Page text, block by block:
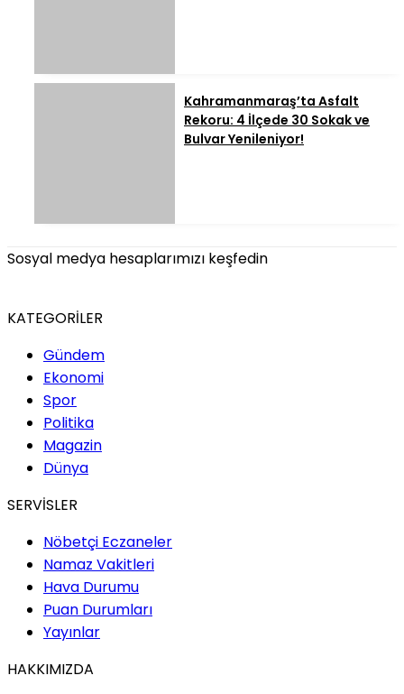
Kahramanmaraş’ta Asfalt
Rekoru: 4 İlçede 30 Sokak ve
Bulvar Yenileniyor!
Sosyal medya hesaplarımızı keşfedin
KATEGORİLER
Gündem
Ekonomi
Spor
Politika
Magazin
Dünya
SERVİSLER
Nöbetçi Eczaneler
Namaz Vakitleri
Hava Durumu
Puan Durumları
Yayınlar
HAKKIMIZDA